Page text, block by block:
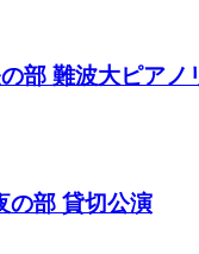
部 難波大ピアノ
の部 貸切公演